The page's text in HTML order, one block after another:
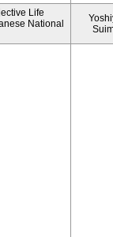
Life
National